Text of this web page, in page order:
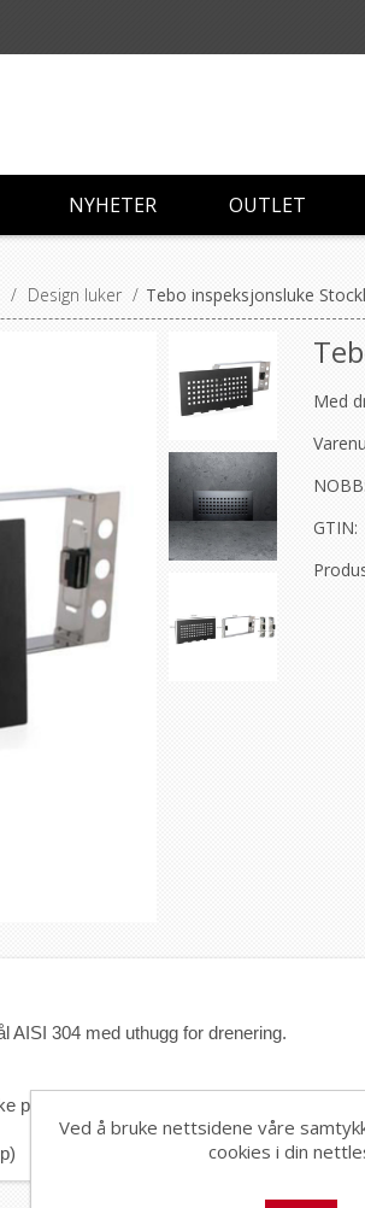
NYHETER OUTLET
/ Design luker / Tebo inspeksjonsluke
Med
NOBB:
GTIN:
AISI 304 med uthugg for drenering.
platetykkelser.
Ved å bruke nettsidene våre
cookies i din